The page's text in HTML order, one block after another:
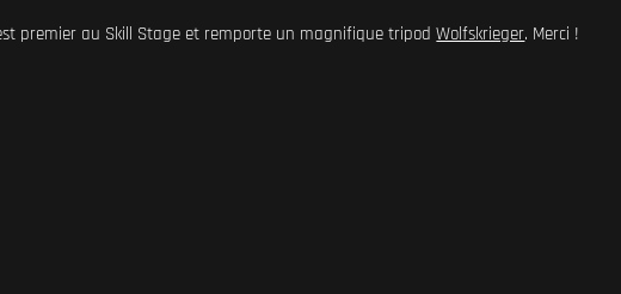
premier au Skill Stage et remporte un magnifique tripodWolfskrieger. Merci !